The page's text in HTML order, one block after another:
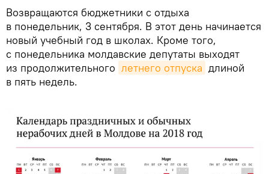
Возвращаются бюджетники с отдыха
в понедельник, 3 сентября. В этот день начинается
новый учебный год в школах. Кроме того,
с понедельника молдавские депутаты выходят
из продолжительного летнего отпуска длиной
в пять недель.